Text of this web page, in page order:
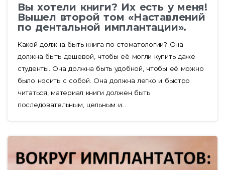
Вы хотели книги? Их есть у меня!
Вышел второй том «Наставлений
по дентальной имплантации».
Какой должна быть книга по стоматологии? Она
должна быть дешевой, чтобы её могли купить даже
студенты. Она должна быть удобной, чтобы её можно
было носить с собой. Она должна легко и быстро
читаться, материал книги должен быть
последовательным, цельным и...